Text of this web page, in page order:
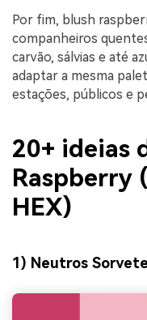
Por fim, blush
companheiros
carvão, sálvias e até
adaptar a mesma
estações, públicos e
20+ ideias
Raspberry
HEX)
1) Neutros